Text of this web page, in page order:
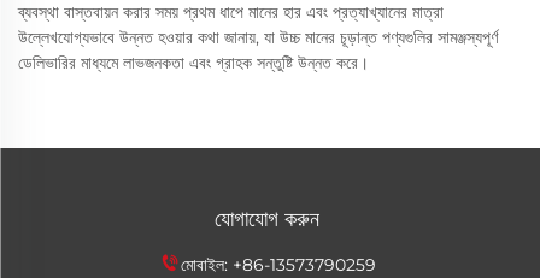
ব্যবস্থা বাস্তবায়ন করার সময় প্রথম ধাপে মানের হার এবং প্রত্যাখ্যানের মাত্রা
উল্লেখযোগ্যভাবে উন্নত হওয়ার কথা জানায়, যা উচ্চ মানের চূড়ান্ত পণ্যগুলির সামঞ্জস্যপূর্ণ
ডেলিভারির মাধ্যমে লাভজনকতা এবং গ্রাহক সন্তুষ্টি উন্নত করে।
যোগাযোগ করুন
মোবাইল: +86-13573790259